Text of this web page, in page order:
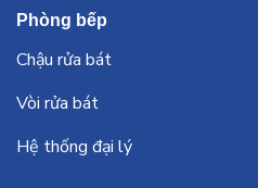
Phòng bếp
Chậu rửa bát
Vòi rửa bát
Hệ thống đại lý